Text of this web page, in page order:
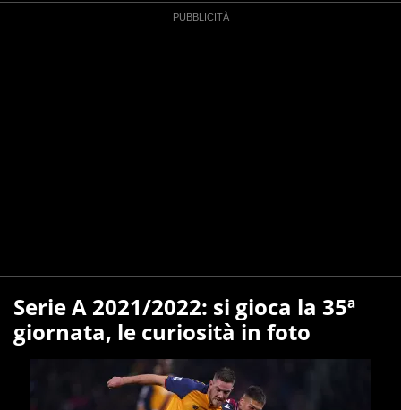
Serie A 2021/2022: si gioca la 35ª
giornata, le curiosità in foto